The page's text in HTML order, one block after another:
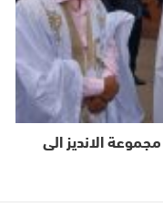
الانديز الى